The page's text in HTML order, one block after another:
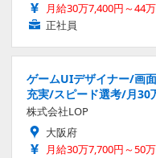
月給30万7,400円～44
正社員
ゲームUIデザイナー/画
充実/スピード選考/月30
株式会社LOP
大阪府
月給30万7,700円～50